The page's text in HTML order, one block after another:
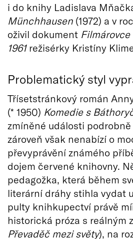
i do knihy Ladislava
Münchhausen (1972) a v
oživil dokument
1961režisérky Kristíny
Problematický styl
Třísetstránkový román
(* 1950) Komedie s
zmíněné události
zároveň však nenabízí o
převyprávění známého
dojem červené knihovny.
pedagožka, která během
literární dráhy stihla vydat
pulty knihkupectví právě
historická próza s reálným
Převaděč mezi světy), na